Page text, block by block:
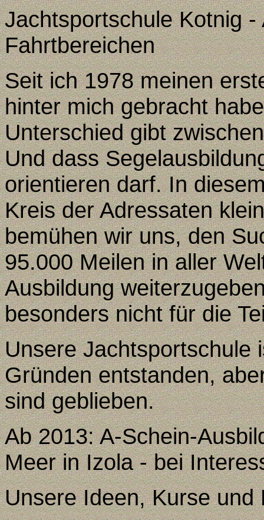
Jachtsportschule Kotnig
Fahrtbereichen
Seit ich 1978 meinen
hinter mich gebracht
Unterschied gibt
Und dass
orientieren darf. In
Kreis der Adressaten
bemühen wir uns, den
95.000 Meilen in aller
Ausbildung
besonders nicht für die
Unsere Jachtsportschule
Gründen entstanden,
sind geblieben.
Ab 2013: A-Schein-
Meer in Izola - bei
Unsere Ideen, Kurse und